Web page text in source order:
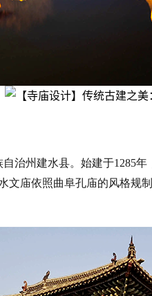
治州建水县。始建于1285
文庙依照曲阜孔庙的风格规